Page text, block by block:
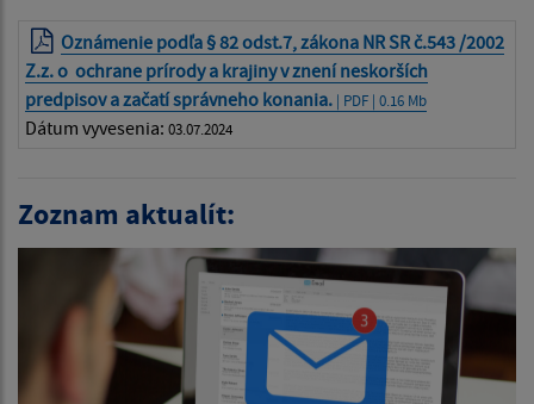
Oznámenie podľa § 82 odst.7, zákona NR SR č.543 /2002
Z.z. o ochrane prírody a krajiny v znení neskorších
predpisov a začatí správneho konania. | PDF | 0.16 Mb
Dátum vyvesenia: 03.07.2024
Zoznam aktualít: